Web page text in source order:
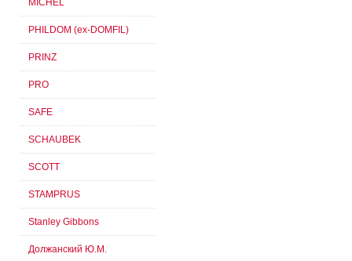
MICHEL
PHILDOM (ex-DOMFIL)
PRINZ
PRO
SAFE
SCHAUBEK
SCOTT
STAMPRUS
Stanley Gibbons
Должанский Ю.М.